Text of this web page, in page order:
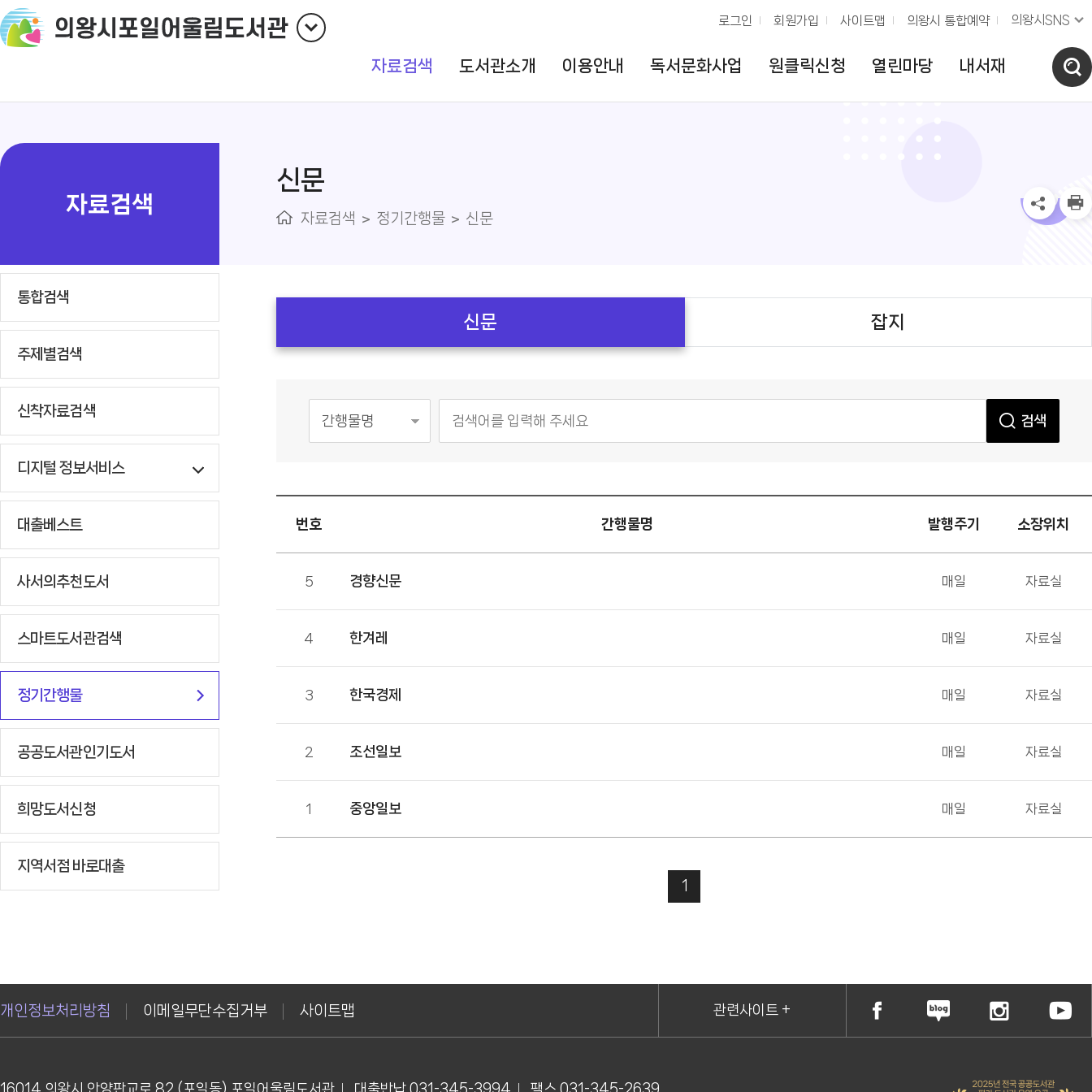
로그인 회원가입 사이트맵 의왕시 통합예약 의왕시SNS
자료검색 도서관소개 이용안내 독서문화사업 원클릭신청 열린마당 내서재
자료검색
통합검색
주제별검색
신착자료검색
디지털 정보서비스
대출베스트
사서의추천도서
스마트도서관검색
정기간행물
공공도서관인기도서
희망도서신청
지역서점 바로대출
신문
자료검색 정기간행물 신문
신문 잡지
검색
번호 간행물명 발행주기 소장위치
5 경향신문 매일 자료실
4 한겨레 매일 자료실
3 한국경제 매일 자료실
2 조선일보 매일 자료실
1 중앙일보 매일 자료실
1
개인정보처리방침 이메일무단수집거부 사이트맵 관련사이트 +
16014 의왕시 안양판교로 82 (포일동) 포일어울림도서관 대출반납 031-345-3994 팩스 031-345-2639